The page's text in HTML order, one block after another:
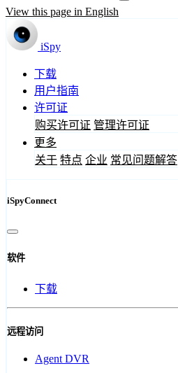
View this page in English
iSpy
下载
用户指南
许可证
购买许可证 管理许可证
更多
关于 特点 企业 常见问题解答
iSpyConnect
软件
下载
远程访问
Agent DVR